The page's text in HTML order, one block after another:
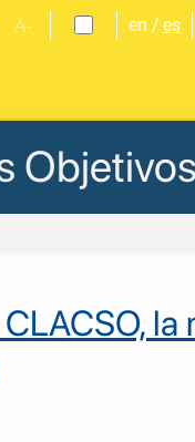
A- en es
Objetivos